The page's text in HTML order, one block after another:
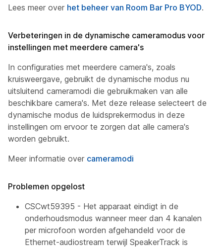
Lees meer over het beheer van Room Bar Pro BYOD.
Verbeteringen in de dynamische cameramodus voor
instellingen met meerdere camera's
In configuraties met meerdere camera's, zoals
kruisweergave, gebruikt de dynamische modus nu
uitsluitend cameramodi die gebruikmaken van alle
beschikbare camera's. Met deze release selecteert de
dynamische modus de luidsprekermodus in deze
instellingen om ervoor te zorgen dat alle camera's
worden gebruikt.
Meer informatie over cameramodi
Problemen opgelost
CSCwt59395 - Het apparaat eindigt in de
onderhoudsmodus wanneer meer dan 4 kanalen
per microfoon worden afgehandeld voor de
Ethernet-audiostream terwijl SpeakerTrack is